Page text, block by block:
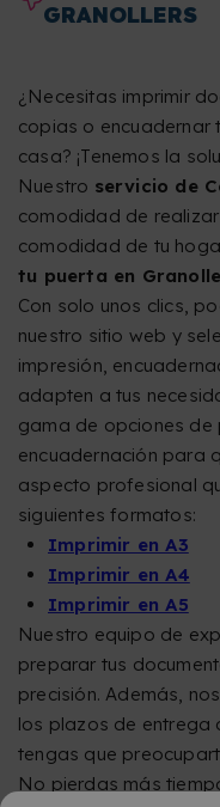
GRANOLLERS
¿Necesitas imprimir
copias o encuadernar
casa? ¡Tenemos la
Nuestro servicio de
comodidad de
comodidad de tu
tu puerta en
Con solo unos clics,
nuestro sitio web y
impresión,
adapten a tus
gama de opciones de
encuadernación para
aspecto profesional
siguientes formatos:
Imprimir en A3
Imprimir en A4
Imprimir en A5
Nuestro equipo de
preparar tus
precisión. Además,
los plazos de entrega
tengas que
No pierdas más